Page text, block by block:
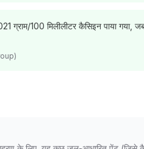
100 मिलीलीटर कैसिइन पाया गया,